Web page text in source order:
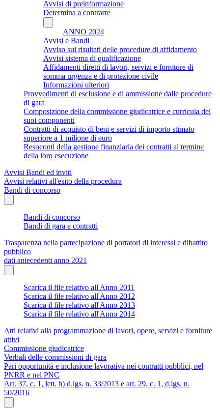
Avvisi di preinformazione
Determina a contrarre
ANNO 2024
Avvisi e Bandi
Avviso sui risultati delle procedure di affidamento
Avvisi sistema di qualificazione
Affidamenti diretti di lavori, servizi e forniture di
somma urgenza e di protezione civile
Informazioni ulteriori
Provvedimenti di esclusione e di ammissione dalle procedure
di gara
Composizione della commissione giudicatrice e curricula dei
suoi componenti
Contratti di acquisto di beni e servizi di importo stimato
superiore a 1 milione di euro
Resoconti della gestione finanziaria dei contratti al termine
della loro esecuzione
Avvisi Bandi ed inviti
Avvisi relativi all'esito della procedura
Bandi di concorso
Bandi di concorso
Bandi di gara e contratti
Trasparenza nella partecipazione di portatori di interessi e dibattito
pubblico
dati antecedenti anno 2021
Scarica il file relativo all'Anno 2011
Scarica il file relativo all'Anno 2012
Scarica il file relativo all'Anno 2013
Scarica il file relativo all'Anno 2014
Atti relativi alla programmazione di lavori, opere, servizi e forniture
attivi
Commissione giudicatrice
Verbali delle commissioni di gara
Pari opportunità e inclusione lavorativa nei contratti pubblici, nel
PNRR e nel PNC
Art. 37, c. 1, lett. b) d.lgs. n. 33/2013 e art. 29, c. 1, d.lgs. n.
50/2016